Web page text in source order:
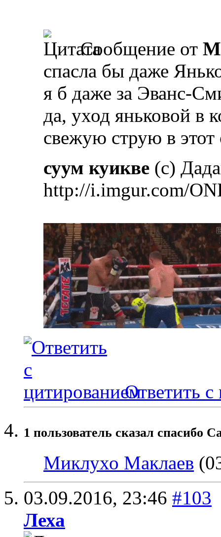
Сообщение от
спасла бы даже
я б даже за Эванс-
да, уход яньковой в
свежую струю в
суум куикве (с)
http://i.imgur.com/
Ответить с
1 пользователь сказал cпасибо
Миклухо Маклаев
03.09.2016, 23:46 #103
Леха